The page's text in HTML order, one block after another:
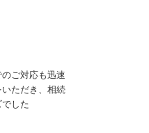
のご対応も迅速
ただき、相続
した